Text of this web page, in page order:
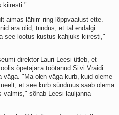
kiiresti."
aimas lähim ring lõppvaatust ette.
ära olid, tundus, et tal endalgi
see lootus kustus kahjuks kiiresti,"
direktor Lauri Leesi ütleb, et
õpetajana töötanud Silvi Vraidi
väga. "Ma olen väga kurb, kuid oleme
et see kurb sündmus saab olema
valmis," sõnab Leesi lauljanna